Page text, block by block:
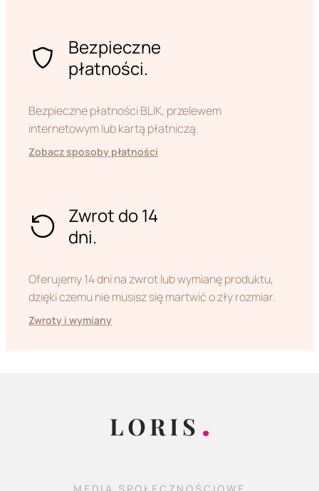
Bezpieczne
płatności.
Bezpieczne płatności BLIK, przelewem
internetowym lub kartą płatniczą.
Zobacz sposoby płatności
Zwrot do 14
dni.
Oferujemy 14 dni na zwrot lub wymianę produktu,
dzięki czemu nie musisz się martwić o zły rozmiar.
Zwroty i wymiany